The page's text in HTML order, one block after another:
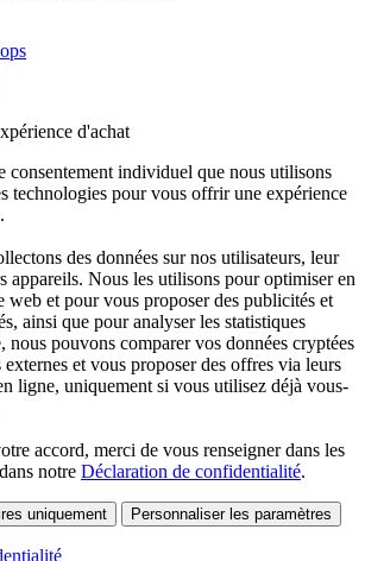
d'achat
consentement individuel que nous utilisons
technologies pour vous offrir une expérience
des données sur nos utilisateurs, leur
appareils. Nous les utilisons pour optimiser en
web et pour vous proposer des publicités et
ainsi que pour analyser les statistiques
pouvons comparer vos données cryptées
externes et vous proposer des offres via leurs
ligne, uniquement si vous utilisez déjà vous-
accord, merci de vous renseigner dans les
notre Déclaration de confidentialité.
uniquement Personnaliser les paramètres